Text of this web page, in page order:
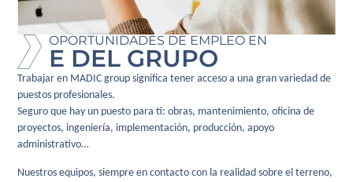
OPORTUNIDADES DE EMPLEO EN
E DEL GRUPO
Trabajar en MADIC group significa tener acceso a una gran variedad de
puestos profesionales.
Seguro que hay un puesto para ti: obras, mantenimiento, oficina de
proyectos, ingeniería, implementación, producción, apoyo
administrativo…
Nuestros equipos, siempre en contacto con la realidad sobre el terreno,